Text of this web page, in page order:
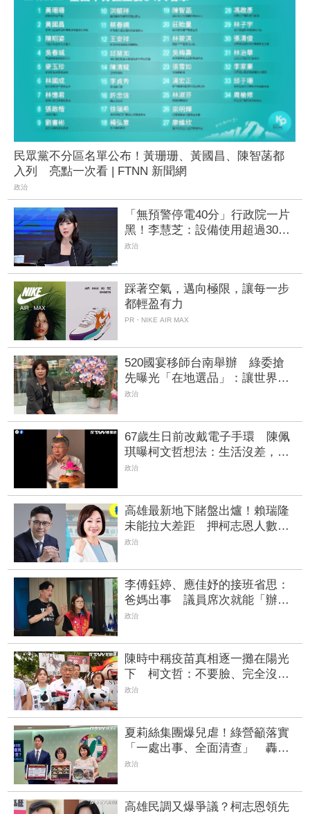
民眾黨不分區名單公布！黃珊珊、黃國昌、陳智菡都
入列 亮點一次看 | FTNN 新聞網
政治
「無預警停電40分」行政院一片
黑！李慧芝：設備使用超過30
年、盼立院速審預算
政治
踩著空氣，邁向極限，讓每一步
都輕盈有力
PR・NIKE AIR MAX
520國宴移師台南舉辦 綠委搶
先曝光「在地選品」：讓世界聚
焦台南！ | FTNN 新聞網
政治
67歲生日前改戴電子手環 陳佩
琪曝柯文哲想法：生活沒差，只
是更羞辱更強
政治
高雄最新地下賭盤出爐！賴瑞隆
未能拉大差距 押柯志恩人數
增、翻盤仍有變數
政治
李傅鈺婷、應佳妤的接班省思：
爸媽出事 議員席次就能「辦理
過戶」？
政治
陳時中稱疫苗真相逐一攤在陽光
下 柯文哲：不要臉、完全沒天
良沒良心
政治
夏莉絲集團爆兒虐！綠營籲落實
「一處出事、全面清查」 轟蔣
萬安消極處理應公開道歉
政治
高雄民調又爆爭議？柯志恩領先